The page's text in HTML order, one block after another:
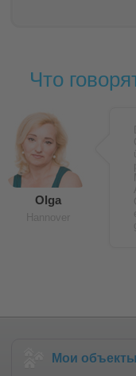
Что
Olga
Мои объекты